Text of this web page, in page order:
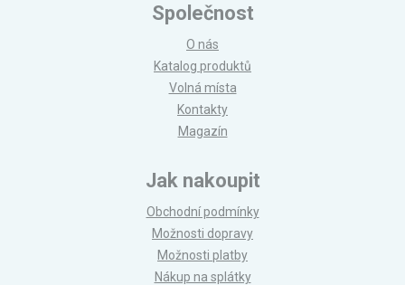
Společnost
O nás
Katalog produktů
Volná místa
Kontakty
Magazín
Jak nakoupit
Obchodní podmínky
Možnosti dopravy
Možnosti platby
Nákup na splátky